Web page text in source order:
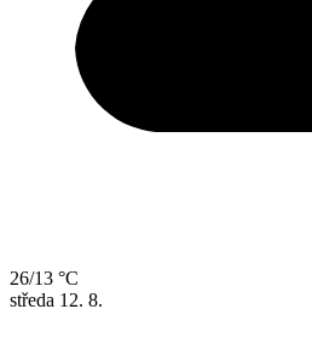
26/13 °C
středa 12. 8.